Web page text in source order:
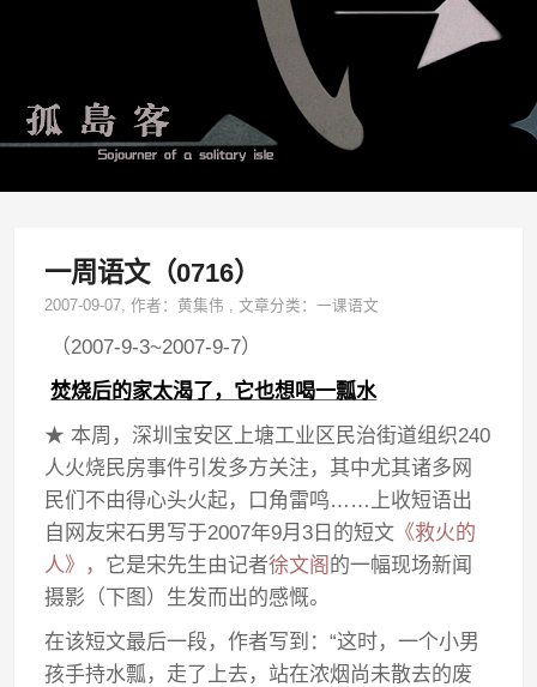
一周语文（0716）
2007-09-07, 作者：黄集伟 ,文章分类：一课语文
（2007-9-3~2007-9-7）
焚烧后的家太渴了，它也想喝一瓢水
★ 本周，深圳宝安区上塘工业区民治街道组织240
人火烧民房事件引发多方关注，其中尤其诸多网
民们不由得心头火起，口角雷鸣……上收短语出
自网友宋石男写于2007年9月3日的短文 《救火的
人》， 它是宋先生由记者徐文阁 的一幅现场新闻
摄影（下图）生发而出的感慨。
在该短文最后一段，作者写到：“这时，一个小男
孩手持水瓢，走了上去，站在浓烟尚未散去的废